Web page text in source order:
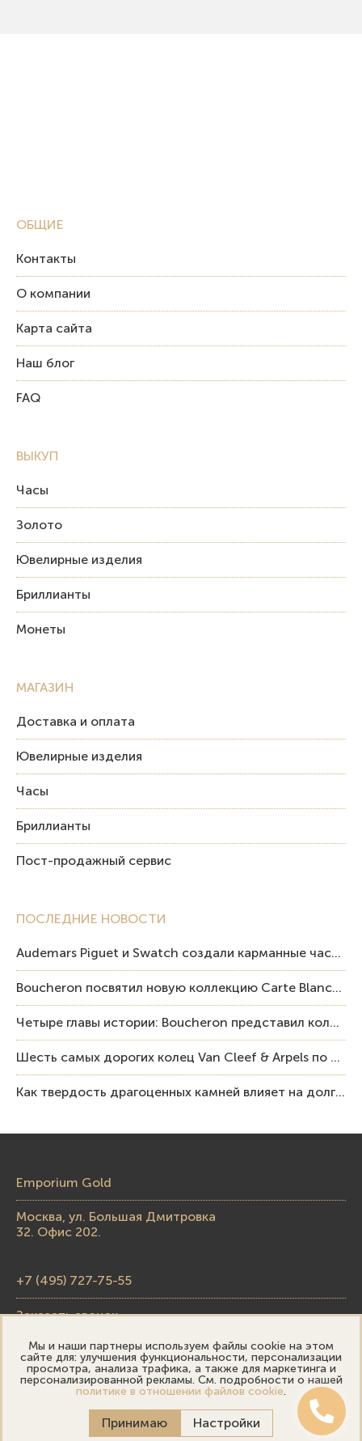
ОБЩИЕ
Контакты
О компании
Карта сайта
Наш блог
FAQ
ВЫКУП
Часы
Золото
Ювелирные изделия
Бриллианты
Монеты
ПОСЛЕДНИЕ НОВОСТИ
Audemars Piguet и Swatch создали карманные часы в эстетике Royal Oak и Pop Art
Boucheron посвятил новую коллекцию Carte Blanche Human Being человеку и силе мастерства
Четыре главы истории: Boucheron представил коллекцию «Nom: Boucheron, Prénom: Frédéric»
Шесть самых дорогих колец Van Cleef & Arpels по итогам аукционов Sotheby’s
Как твердость драгоценных камней влияет на долговечность ювелирных изделий
МАГАЗИН
Доставка и оплата
Ювелирные изделия
Часы
Бриллианты
Пост-продажный сервис
Emporium Gold
Москва, ул. Большая Дмитровка
32. Офис 202.
+7 (495) 727-75-55
Заказать звонок
skupka@emporiumgold.com
sale@emporiumgold.com
Режим работы:
Мы и наши партнеры используем файлы cookie на этом
сайте для: улучшения функциональности, персонализации
просмотра, анализа трафика, а также для маркетинга и
персонализированной рекламы. См. подробности о нашей
политике в отношении файлов cookie.
Принимаю Настройки